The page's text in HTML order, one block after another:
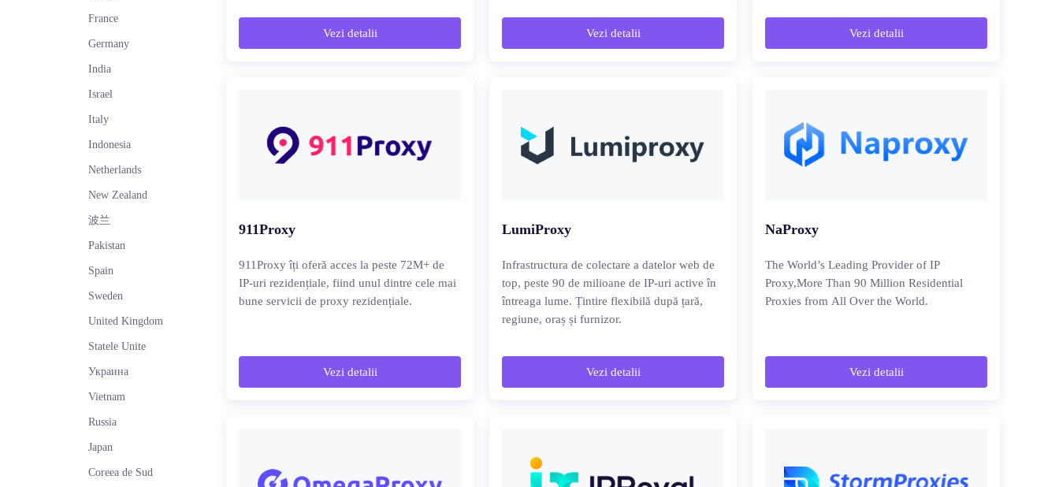
France
Germany
India
Israel
Italy
Indonesia
Netherlands
New Zealand
波兰
Pakistan
Spain
Sweden
United Kingdom
Statele Unite
Украина
Vietnam
Russia
Japan
Coreea de Sud
Vezi detalii Vezi detalii Vezi detalii
911Proxy
911Proxy îți oferă acces la peste 72M+ de
IP-uri rezidențiale, fiind unul dintre cele mai
bune servicii de proxy rezidențiale.
Vezi detalii
LumiProxy
Infrastructura de colectare a datelor web de
top, peste 90 de milioane de IP-uri active în
întreaga lume. Țintire flexibilă după țară,
regiune, oraș și furnizor.
Vezi detalii
NaProxy
The World’s Leading Provider of IP
Proxy,More Than 90 Million Residential
Proxies from All Over the World.
Vezi detalii